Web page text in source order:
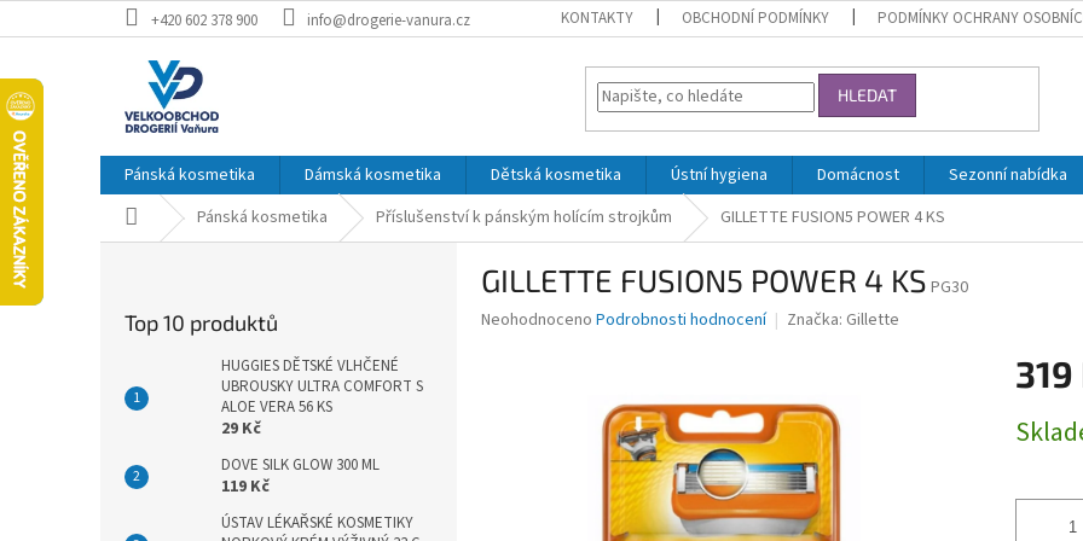
na
+420 602 378 900 info@drogerie-vanura.cz KONTAKTY OBCHODNÍ PODMÍNKY PODMÍNKY OCHRANY
HLEDAT
Pánská kosmetika Dámská kosmetika Dětská kosmetika Ústní hygiena Domácnost Sezonní nabídka
Domů Pánská kosmetika Příslušenství k pánským holícím strojkům GILLETTE FUSION5 POWER 4 KS
Top 10 produktů
HUGGIES DĚTSKÉ VLHČENÉ
UBROUSKY ULTRA COMFORT S
ALOE VERA 56 KS
29 Kč
DOVE SILK GLOW 300 ML
119 Kč
ÚSTAV LÉKAŘSKÉ KOSMETIKY
GILLETTE FUSION5 POWER 4 KS PG30
Průměrné
Neohodnoceno Podrobnosti hodnocení Značka: Gillette
319
cena: